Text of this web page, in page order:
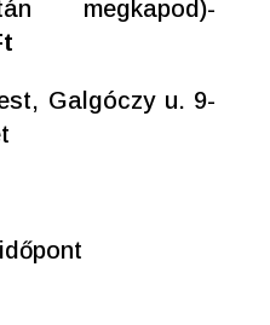
megkapod)-
Galgóczy u. 9-